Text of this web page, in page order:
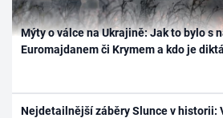
Mýty o válce na Ukrajině: Jak to bylo s
Euromajdanem či Krymem a kdo je
Nejdetailnější záběry Slunce v historii: